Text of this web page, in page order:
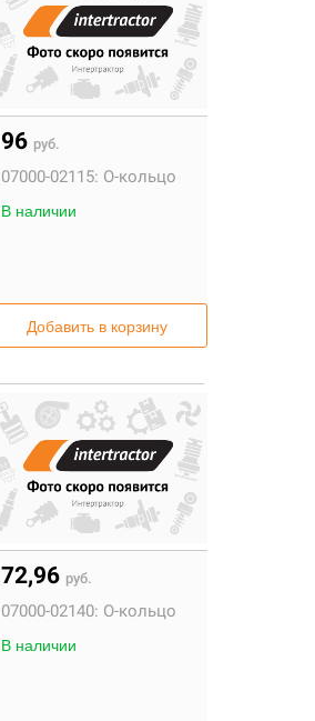
96 руб.
07000-02115: О-кольцо
В наличии
Добавить в корзину
72,96 руб.
07000-02140: О-кольцо
В наличии